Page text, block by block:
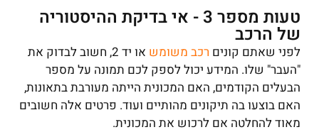
טעות מספר 3 - אי בדיקת ההיסטוריה
של הרכב
לפני שאתם קונים רכב משומש
או יד 2, חשוב לבדוק את
"העבר" שלו. המידע יכול לספק לכם תמונה על מספר
הבעלים הקודמים, האם המכונית הייתה מעורבת בתאונות,
האם בוצעו בה תיקונים מהותיים ועוד. פרטים אלה חשובים
מאוד להחלטה אם לרכוש את המכונית.